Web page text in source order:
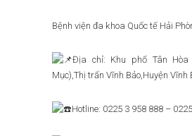
Bệnh viện đa khoa Quốc tế Hải
Địa chỉ: Khu phố Tân Hòa
Mục),Thị trấn Vĩnh Bảo,Huyện Vĩnh
Hotline: 0225 3 958 888 –